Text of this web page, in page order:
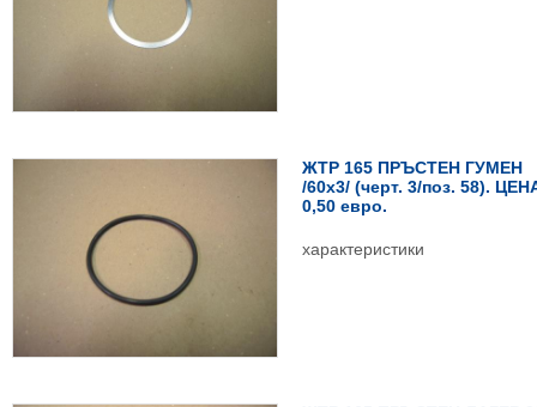
ЖТР 165 ПРЪСТЕН ГУМЕН
/60х3/ (черт. 3/поз. 58).
0,50 евро.
характеристики